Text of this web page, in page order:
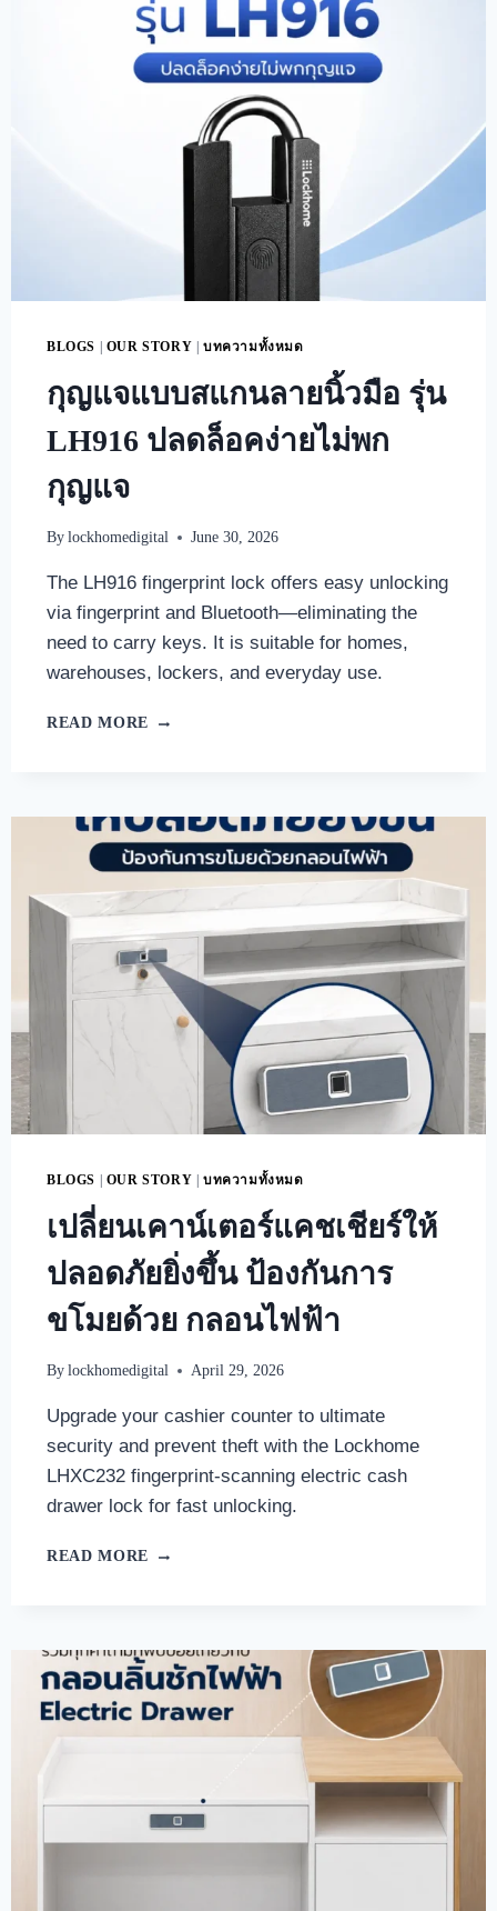
BLOGS OUR STORY บทความทั้งหมด
กุญแจแบบสแกนลายนิ้วมือ รุ่น
LH916 ปลดล็อคง่ายไม่พก
กุญแจ
By lockhomedigital June 30, 2026
The LH916 fingerprint lock offers easy unlocking
via fingerprint and Bluetooth—eliminating the
need to carry keys. It is suitable for homes,
warehouses, lockers, and everyday use.
READ MORE
BLOGS | OUR STORY | บทความทั้งหมด
เปลี่ยนเคาน์เตอร์แคชเชียร์ให้
ปลอดภัยยิ่งขึ้น ป้องกันการ
ขโมยด้วย กลอนไฟฟ้า
By lockhomedigital April 29, 2026
Upgrade your cashier counter to ultimate
security and prevent theft with the Lockhome
LHXC232 fingerprint-scanning electric cash
drawer lock for fast unlocking.
READ MORE